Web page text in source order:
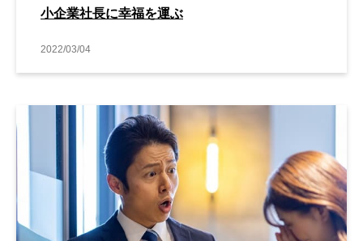
小企業社長に幸福を運ぶ
2022/03/04